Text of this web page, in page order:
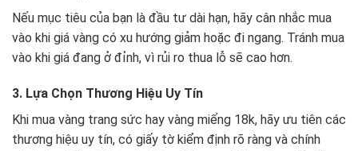
Nếu mục tiêu của bạn là đầu tư dài hạn, hãy cân nhắc mua
vào khi giá vàng có xu hướng giảm hoặc đi ngang. Tránh mua
vào khi giá đang ở đỉnh, vì rủi ro thua lỗ sẽ cao hơn.
3. Lựa Chọn Thương Hiệu Uy Tín
Khi mua vàng trang sức hay vàng miếng 18k, hãy ưu tiên các
thương hiệu uy tín, có giấy tờ kiểm định rõ ràng và chính